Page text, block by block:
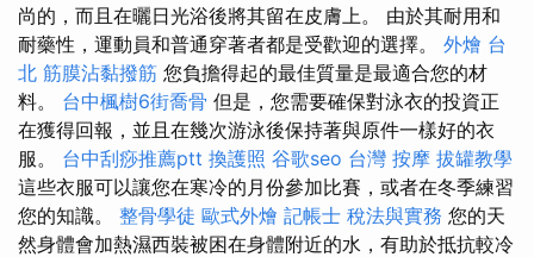
尚的，而且在曬日光浴後將其留在皮膚上。 由於其耐用和
耐藥性，運動員和普通穿著者都是受歡迎的選擇。 外燴 台
北 筋膜沾黏撥筋 您負擔得起的最佳質量是最適合您的材
料。 台中楓樹6街喬骨 但是，您需要確保對泳衣的投資正
在獲得回報，並且在幾次游泳後保持著與原件一樣好的衣
服。 台中刮痧推薦ptt 換護照 谷歌seo 台灣 按摩 拔罐教學
這些衣服可以讓您在寒冷的月份參加比賽，或者在冬季練習
您的知識。 整骨學徒 歐式外燴 記帳士 稅法與實務 您的天
然身體會加熱濕西裝被困在身體附近的水，有助於抵抗較冷